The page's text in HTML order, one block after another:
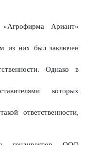
Ариант»
из них был заключен
Однако в
которых
ответственности,